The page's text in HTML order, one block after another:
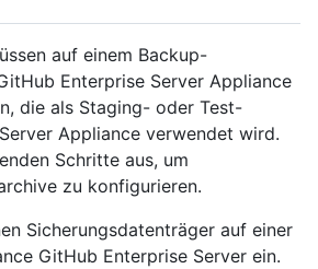
auf einem Backup-
Enterprise Server Appliance
die als Staging- oder Test-
Appliance verwendet wird.
Schritte aus, um
zu konfigurieren.
Sicherungsdatenträger auf einer
GitHub Enterprise Server ein.